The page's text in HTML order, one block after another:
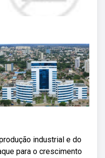
industrial e do
para o crescimento